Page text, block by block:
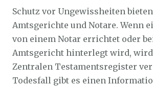
Schutz vor Ungewissheiten
Amtsgerichte und Notare. Wenn
von einem Notar errichtet oder
Amtsgericht hinterlegt wird,
Zentralen Testamentsregister
Todesfall gibt es einen